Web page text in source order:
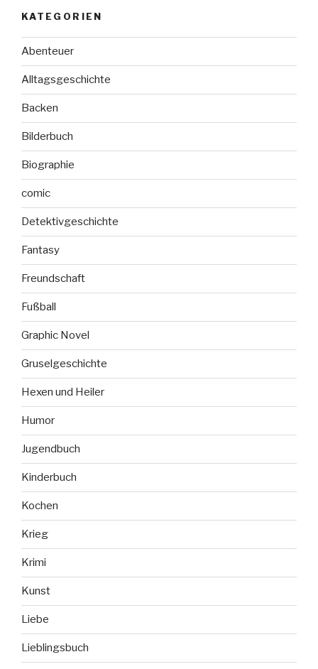
KATEGORIEN
Abenteuer
Alltagsgeschichte
Backen
Bilderbuch
Biographie
comic
Detektivgeschichte
Fantasy
Freundschaft
Fußball
Graphic Novel
Gruselgeschichte
Hexen und Heiler
Humor
Jugendbuch
Kinderbuch
Kochen
Krieg
Krimi
Kunst
Liebe
Lieblingsbuch